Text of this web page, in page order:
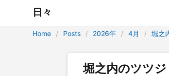
日々
Home Posts 2026年 4月 堀之
堀之内のツツジ